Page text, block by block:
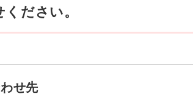
ください。
せ先